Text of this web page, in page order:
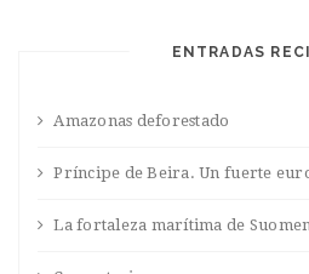
ENTRADAS
Amazonas deforestado
Príncipe de Beira. Un fuerte
La fortaleza marítima de